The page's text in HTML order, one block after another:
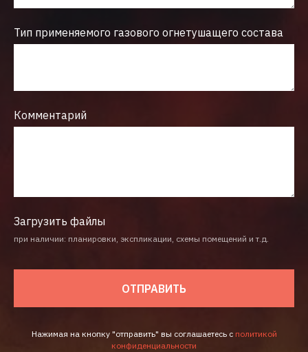
Тип применяемого газового огнетушащего состава
Комментарий
Загрузить файлы
при наличии: планировки, экспликации, схемы помещений и т.д.
ОТПРАВИТЬ
Нажимая на кнопку "отправить" вы соглашаетесь с политикой
конфиденциальности